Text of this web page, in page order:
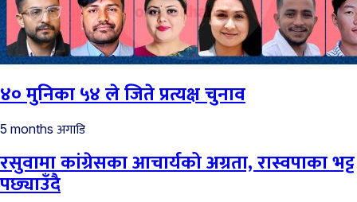
४० मुनिका ५४ ले जिते प्रत्यक्ष चुनाव
5 months अगाडि
रसुवामा कांग्रेसका आचार्यको अग्रता, रास्वपाका भट्ट
पछ्याउँदै